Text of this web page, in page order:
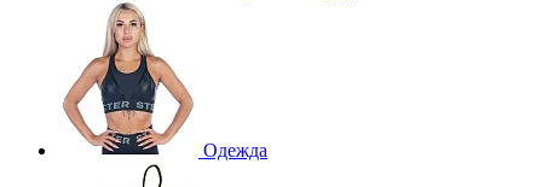
Одежда